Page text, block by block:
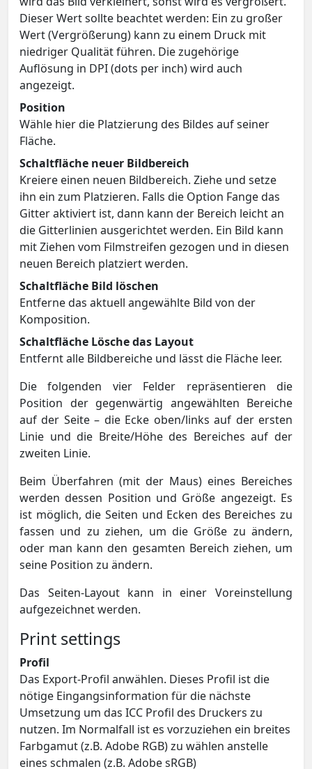
Dieser Wert sollte beachtet werden: Ein zu großer
Wert (Vergrößerung) kann zu einem Druck mit
niedriger Qualität führen. Die zugehörige
Auflösung in DPI (dots per inch) wird auch
angezeigt.
Position
Wähle hier die Platzierung des Bildes auf seiner
Fläche.
Schaltfläche neuer Bildbereich
Kreiere einen neuen Bildbereich. Ziehe und setze
ihn ein zum Platzieren. Falls die Option Fange das
Gitter aktiviert ist, dann kann der Bereich leicht an
die Gitterlinien ausgerichtet werden. Ein Bild kann
mit Ziehen vom Filmstreifen gezogen und in diesen
neuen Bereich platziert werden.
Schaltfläche Bild löschen
Entferne das aktuell angewählte Bild von der
Komposition.
Schaltfläche Lösche das Layout
Entfernt alle Bildbereiche und lässt die Fläche leer.
Die folgenden vier Felder repräsentieren die
Position der gegenwärtig angewählten Bereiche
auf der Seite – die Ecke oben/links auf der ersten
Linie und die Breite/Höhe des Bereiches auf der
zweiten Linie.
Beim Überfahren (mit der Maus) eines Bereiches
werden dessen Position und Größe angezeigt. Es
ist möglich, die Seiten und Ecken des Bereiches zu
fassen und zu ziehen, um die Größe zu ändern,
oder man kann den gesamten Bereich ziehen, um
seine Position zu ändern.
Das Seiten-Layout kann in einer Voreinstellung
aufgezeichnet werden.
Print settings
Profil
Das Export-Profil anwählen. Dieses Profil ist die
nötige Eingangsinformation für die nächste
Umsetzung um das ICC Profil des Druckers zu
nutzen. Im Normalfall ist es vorzuziehen ein breites
Farbgamut (z.B. Adobe RGB) zu wählen anstelle
eines schmalen (z.B. Adobe sRGB)